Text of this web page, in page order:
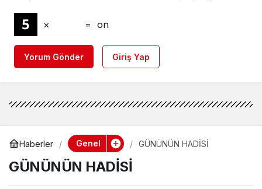
× = on
Yorum Gönder Giriş Yap
Haberler Genel GÜNÜNÜN HADİSİ
GÜNÜNÜN HADİSİ